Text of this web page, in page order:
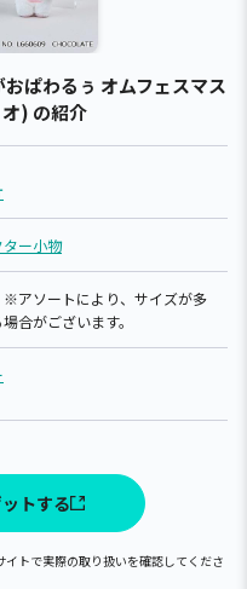
ぱわるぅ オムフェスマス
) の紹介
ー小物
ソートにより、サイズが多
合がございます。
トする
トで実際の取り扱いを確認してくださ